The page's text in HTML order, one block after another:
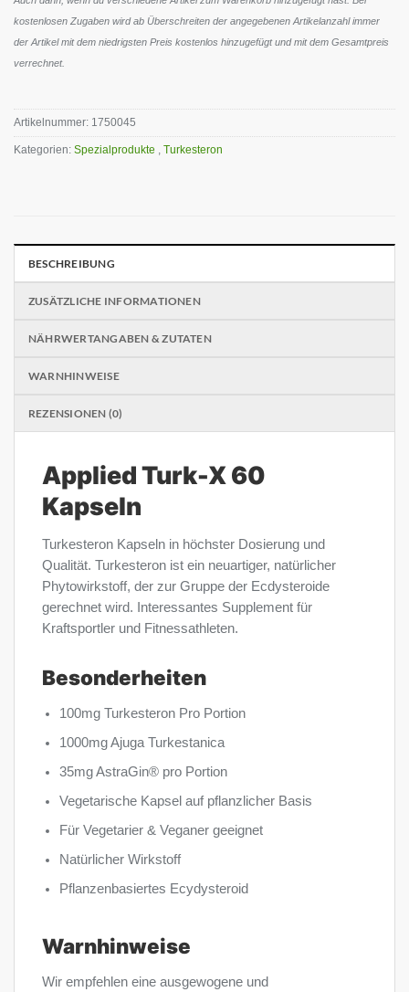
kostenlosen Zugaben wird ab Überschreiten der angegebenen Artikelanzahl immer
der Artikel mit dem niedrigsten Preis kostenlos hinzugefügt und mit dem Gesamtpreis
verrechnet.
Artikelnummer: 1750045
Kategorien: Spezialprodukte , Turkesteron
BESCHREIBUNG
ZUSÄTZLICHE INFORMATIONEN
NÄHRWERTANGABEN & ZUTATEN
WARNHINWEISE
REZENSIONEN (0)
Applied Turk-X 60
Kapseln
Turkesteron Kapseln in höchster Dosierung und
Qualität. Turkesteron ist ein neuartiger, natürlicher
Phytowirkstoff, der zur Gruppe der Ecdysteroide
gerechnet wird. Interessantes Supplement für
Kraftsportler und Fitnessathleten.
Besonderheiten
100mg Turkesteron Pro Portion
1000mg Ajuga Turkestanica
35mg AstraGin® pro Portion
Vegetarische Kapsel auf pflanzlicher Basis
Für Vegetarier & Veganer geeignet
Natürlicher Wirkstoff
Pflanzenbasiertes Ecydysteroid
Warnhinweise
Wir empfehlen eine ausgewogene und